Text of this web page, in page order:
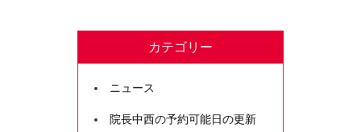
カテゴリー
ニュース
院長中西の予約可能日の更新